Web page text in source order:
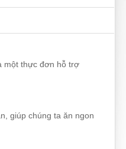
một thực đơn hỗ trợ
giúp chúng ta ăn ngon